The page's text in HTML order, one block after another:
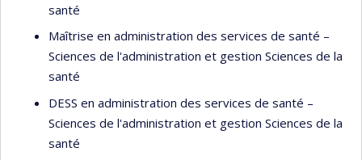
santé
Maîtrise en administration des services de santé –
Sciences de l'administration et gestion Sciences de la
santé
DESS en administration des services de santé –
Sciences de l'administration et gestion Sciences de la
santé